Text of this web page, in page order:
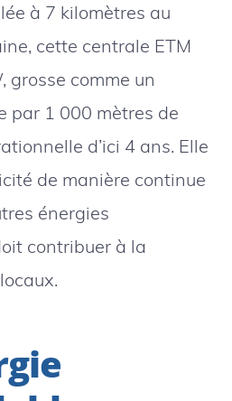
à 7 kilomètres au
cette centrale ETM
grosse comme un
par 1 000 mètres de
d’ici 4 ans. Elle
de manière continue
énergies
contribuer à la